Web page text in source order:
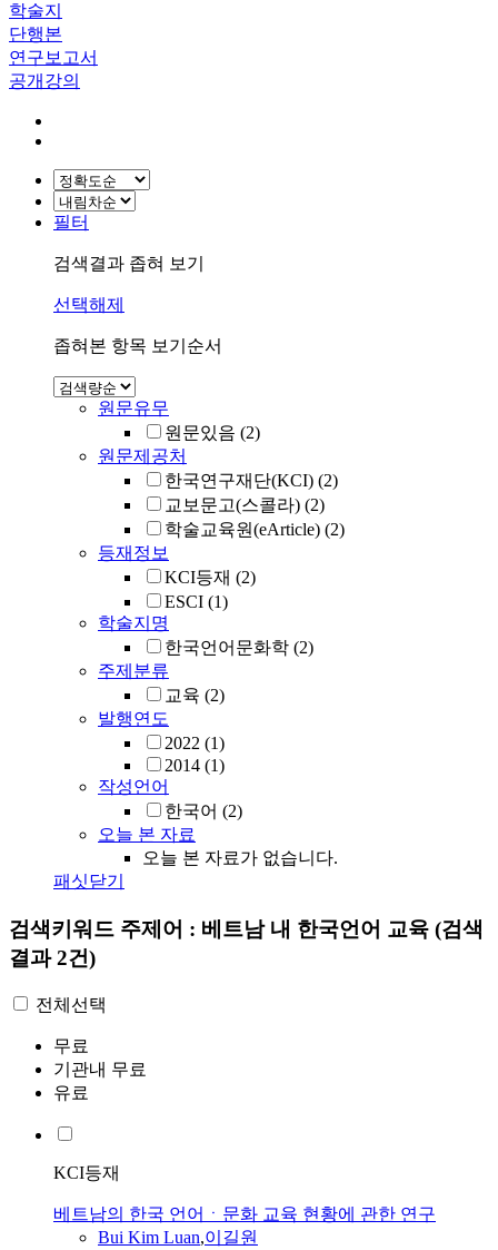
학술지
단행본
연구보고서
공개강의
필터
검색결과 좁혀 보기
선택해제
좁혀본 항목 보기순서
원문유무
원문있음 (2)
원문제공처
한국연구재단(KCI) (2)
교보문고(스콜라) (2)
학술교육원(eArticle) (2)
등재정보
KCI등재 (2)
ESCI (1)
학술지명
한국언어문화학 (2)
주제분류
교육 (2)
발행연도
2022 (1)
2014 (1)
작성언어
한국어 (2)
오늘 본 자료
오늘 본 자료가 없습니다.
패싯닫기
검색키워드 주제어 : 베트남 내 한국언어 교육 (검색
결과 2건)
전체선택
무료
기관내 무료
유료
KCI등재
베트남의 한국 언어ㆍ문화 교육 현황에 관한 연구
Bui Kim Luan,이길원